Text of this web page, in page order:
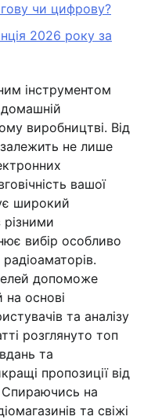
чи цифрову?
2026 року за
інструментом
виробництві. Від
не лише
вашої
широкий
різними
вибір особливо
допоможе
основі
та аналізу
розглянуто топ
та
пропозиції від
Спираючись на
та свіжі